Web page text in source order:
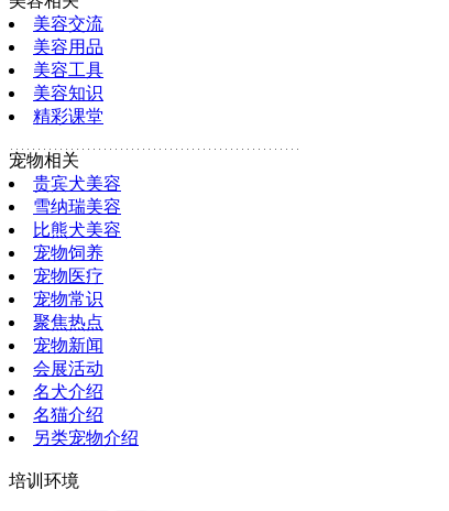
美容交流
美容用品
美容工具
美容知识
精彩课堂
宠物相关
贵宾犬美容
雪纳瑞美容
比熊犬美容
宠物饲养
宠物医疗
宠物常识
聚焦热点
宠物新闻
会展活动
名犬介绍
名猫介绍
另类宠物介绍
培训环境